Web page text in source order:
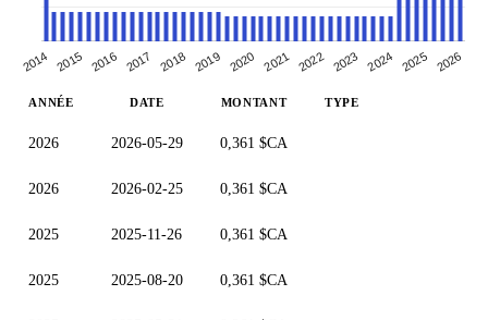
2014 2015 2016 2017 2018 2019 2020 2021 2022 2023 2024 2025 2026
ANNÉE DATE MONTANT TYPE
2026 2026-05-29 0,361 $CA
2026 2026-02-25 0,361 $CA
2025 2025-11-26 0,361 $CA
2025 2025-08-20 0,361 $CA